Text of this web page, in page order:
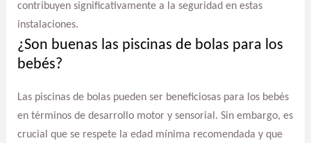
contribuyen significativamente a la seguridad en estas
instalaciones.
¿Son buenas las piscinas de bolas para los
bebés?
Las piscinas de bolas pueden ser beneficiosas para los bebés
en términos de desarrollo motor y sensorial. Sin embargo, es
crucial que se respete la edad mínima recomendada y que